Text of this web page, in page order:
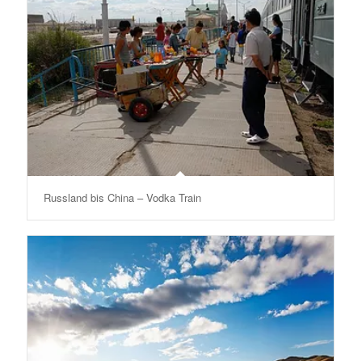
Russland bis China – Vodka Train